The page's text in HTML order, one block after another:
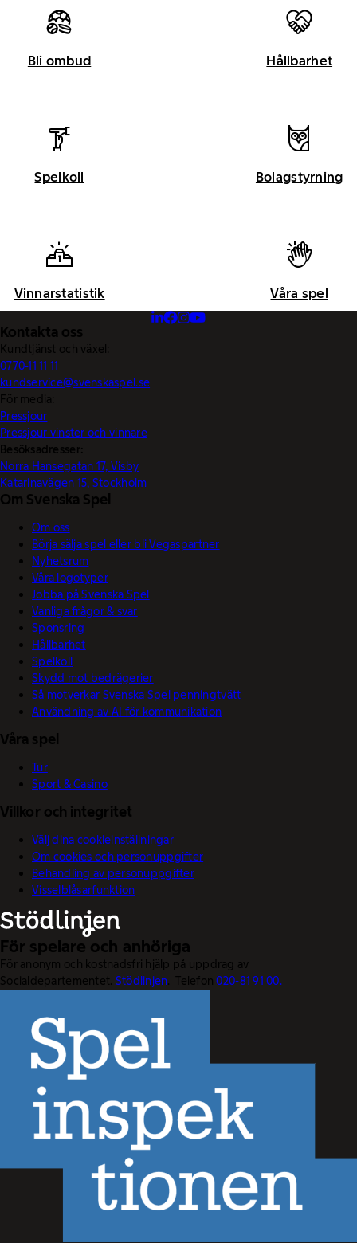
Bli ombud Hållbarhet
Spelkoll Bolagstyrning
Vinnarstatistik Våra spel
Kontakta oss
Kundtjänst och växel:
0770-11 11 11
kundservice@svenskaspel.se
För media:
Pressjour
Pressjour vinster och vinnare
Besöksadresser:
Norra Hansegatan 17, Visby
Katarinavägen 15, Stockholm
Om Svenska Spel
Om oss
Börja sälja spel eller bli Vegaspartner
Nyhetsrum
Våra logotyper
Jobba på Svenska Spel
Vanliga frågor & svar
Sponsring
Hållbarhet
Spelkoll
Skydd mot bedrägerier
Så motverkar Svenska Spel penningtvätt
Användning av AI för kommunikation
Våra spel
Tur
Sport & Casino
Villkor och integritet
Välj dina cookieinställningar
Om cookies och personuppgifter
Behandling av personuppgifter
Visselblåsarfunktion
För spelare och anhöriga
För anonym och kostnadsfri hjälp på uppdrag av
Socialdepartementet. Stödlinjen. Telefon020-81 91 00.